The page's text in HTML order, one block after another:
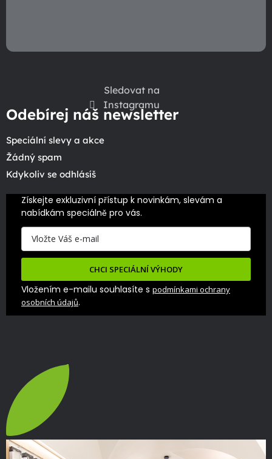
Sledovat na
Instagramu
Odebírej náš newsletter
Speciální slevy a akce
Žádný spam
Kdykoliv se odhlásíš
Získejte exkluzivní přístup k novinkám, slevám a
nabídkám speciálně pro vás.
CHCI SPECIÁLNÍ VÝHODY
Vložením e-mailu souhlasíte s podmínkami ochrany
osobních údajů.